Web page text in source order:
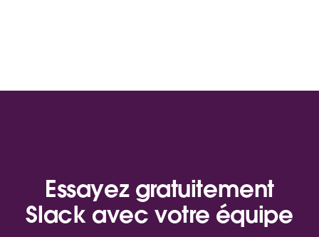
Essayez gratuitement
Slack avec votre équipe